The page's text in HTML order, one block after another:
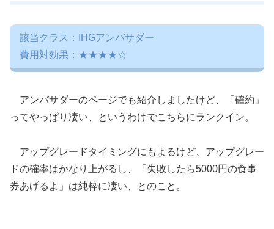
該当クラス：IHGアンバサダー
費用対効果：★★★★☆
アンバサダーのページでも紹介しましたけど、「確約」
ってやっぱり凄い、というわけでこちらにランクイン。
アップグレードタイミングにもよるけど、アップグレー
ドの確率はかなり上がるし、「失敗したら5000円の食事
券あげるよ」は純粋に凄い、とのこと。